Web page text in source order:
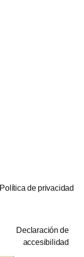
Política de privacidad
Declaración de
accesibilidad